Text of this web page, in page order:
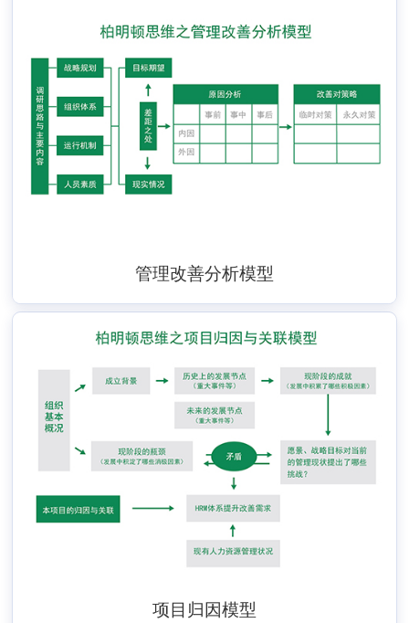
管理改善分析模型
项目归因模型